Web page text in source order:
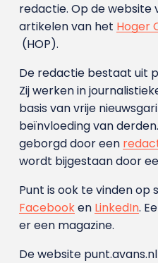
redactie. Op de website
artikelen van het Hoger
(HOP).
De redactie bestaat uit
Zij werken in
basis van vrije
beïnvloeding van
geborgd door een
wordt bijgestaan door
Punt is ook te vinden op
Facebooken LinkedIn.
er een magazine.
De website